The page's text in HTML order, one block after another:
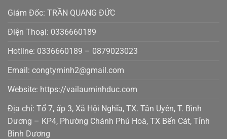
Giám Đốc: TRẦN QUANG ĐỨC
Điện Thoại: 0336660189
Hotline: 0336660189 – 0879023023
Email: congtyminh2@gmail.com
Website: https://vailauminhduc.com
Địa chỉ: Tổ 7, ấp 3, Xã Hội Nghĩa, TX. Tân Uyên, T. Bình
Dương – KP4, Phường Chánh Phú Hoà, TX Bến Cát, Tỉnh
Bình Dương